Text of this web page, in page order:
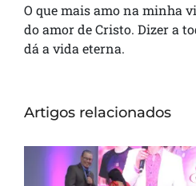
O que mais amo na minha
do amor de Cristo. Dizer a
dá a vida eterna.
Artigos relacionados